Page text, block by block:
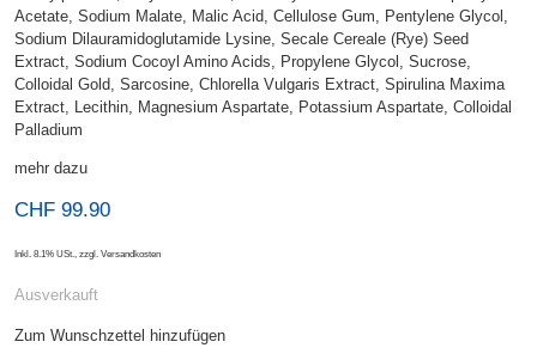
Acetate, Sodium Malate, Malic Acid, Cellulose Gum, Pentylene Glycol,
Sodium Dilauramidoglutamide Lysine, Secale Cereale (Rye) Seed
Extract, Sodium Cocoyl Amino Acids, Propylene Glycol, Sucrose,
Colloidal Gold, Sarcosine, Chlorella Vulgaris Extract, Spirulina Maxima
Extract, Lecithin, Magnesium Aspartate, Potassium Aspartate, Colloidal
Palladium
mehr dazu
CHF 99.90
Inkl. 8.1% USt. zzgl. Versandkosten
Ausverkauft
Zum Wunschzettel hinzufügen